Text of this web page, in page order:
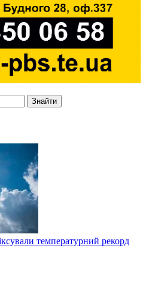
Знайти
температурний рекорд